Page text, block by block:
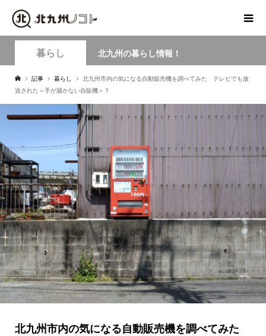
暮らし 北九州の暮らし情報！
記事 暮らし
北九州市内の気になる自動販売機を調べてみた テレビでも放
送された＜手が届かない自販機＞？
北九州市内の気になる自動販売機を調べてみた